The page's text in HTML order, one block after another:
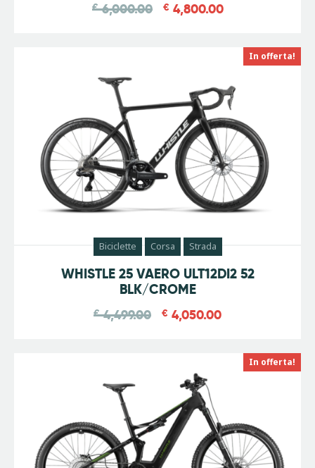
€ 6,000.00 € 4,800.00
In offerta!
Biciclette Corsa Strada
WHISTLE 25 VAERO ULT12DI2 52
BLK/CROME
€ 4,499.00 € 4,050.00
In offerta!